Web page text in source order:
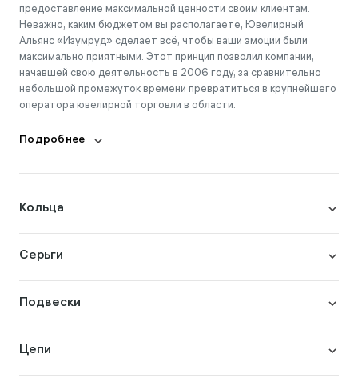
предоставление максимальной ценности своим клиентам.
Неважно, каким бюджетом вы располагаете, Ювелирный
Альянс «Изумруд» сделает всё, чтобы ваши эмоции были
максимально приятными. Этот принцип позволил компании,
начавшей свою деятельность в 2006 году, за сравнительно
небольшой промежуток времени превратиться в крупнейшего
оператора ювелирной торговли в области.
Подробнее
Кольца
Серьги
Подвески
Цепи